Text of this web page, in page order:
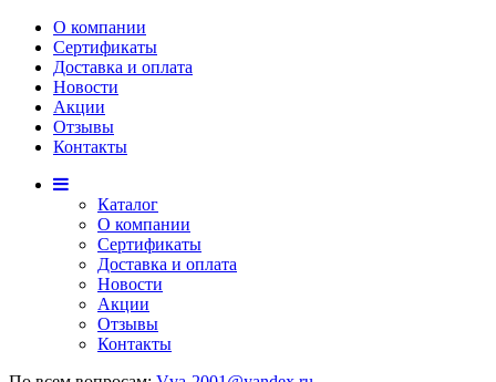
О компании
Сертификаты
Доставка и оплата
Новости
Акции
Отзывы
Контакты
Каталог
О компании
Сертификаты
Доставка и оплата
Новости
Акции
Отзывы
Контакты